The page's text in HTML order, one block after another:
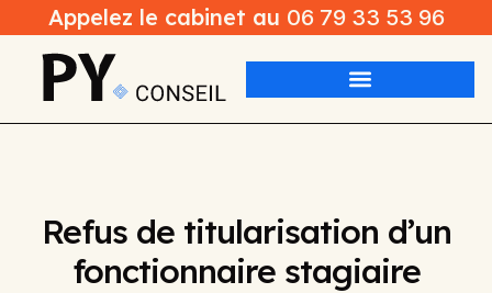
Appelez le cabinet au 06 79 33 53 96
Refus de titularisation d’un
fonctionnaire stagiaire